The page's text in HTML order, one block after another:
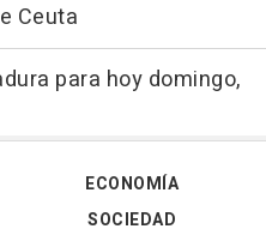
Ceuta
para hoy domingo,
ECONOMÍA
SOCIEDAD